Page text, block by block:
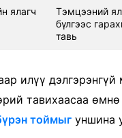
ялагч
Тэмцээний
бүлгээс
тавь
илүү дэлгэрэнгүй
тавихаасаа
тоймыг уншина